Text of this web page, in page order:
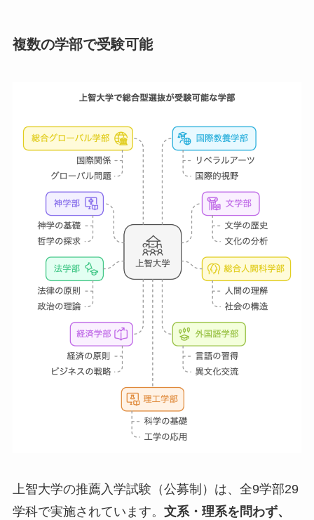
複数の学部で受験可能
上智大学の推薦入学試験（公募制）は、全9学部29
学科で実施されています。 文系・理系を問わず、